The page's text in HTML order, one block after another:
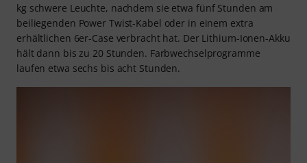
kg schwere Leuchte, nachdem sie etwa fünf Stunden am
beiliegenden Power Twist-Kabel oder in einem extra
erhältlichen 6er-Case verbracht hat. Der Lithium-Ionen-Akku
hält dann bis zu 20 Stunden. Farbwechselprogramme
laufen etwa sechs bis acht Stunden.